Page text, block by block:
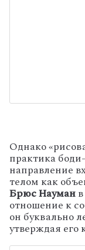
Однако
практика
направление
телом как
Брюс Науман
отношение к
он буквально
утверждая его